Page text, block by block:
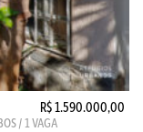
R$ 1.590.000,00
/ 1 VAGA